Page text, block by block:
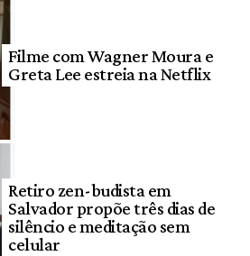
Filme com Wagner Moura e
Greta Lee estreia na Netflix
Retiro zen-budista em
Salvador propõe três dias de
silêncio e meditação sem
celular